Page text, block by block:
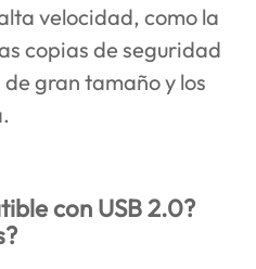
velocidad, como la
copias de seguridad
gran tamaño y los
con USB 2.0?